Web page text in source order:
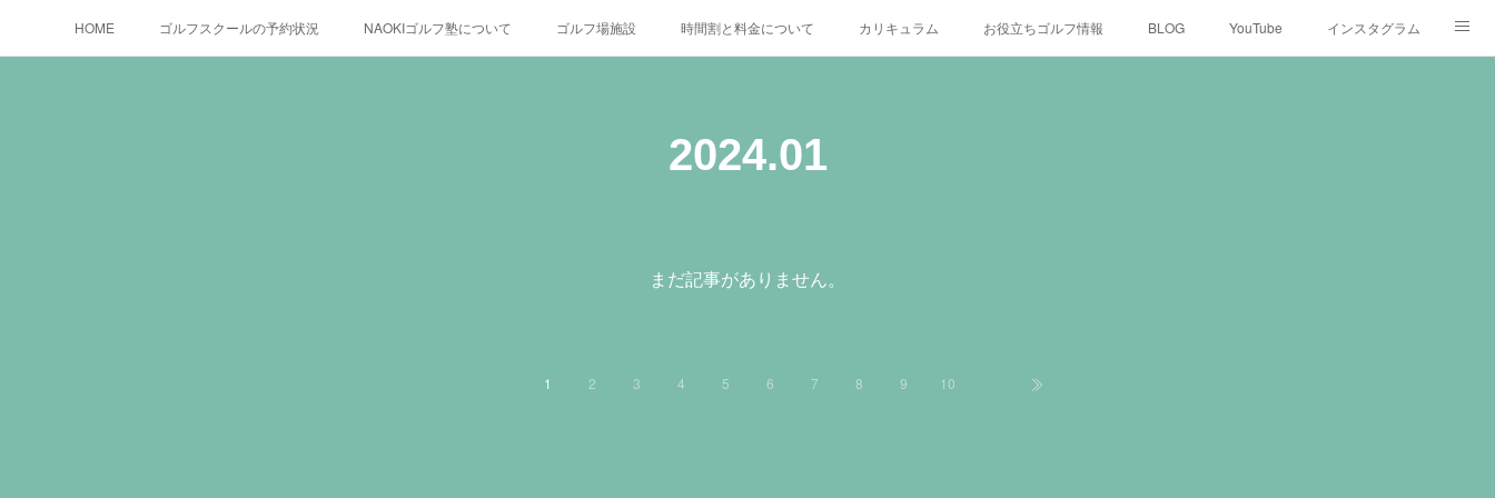
HOME ゴルフスクールの予約状況 NAOKIゴルフ塾について ゴルフ場施設 時間割と料金について カリキュラム お役立ちゴルフ情報 BLOG YouTube インスタグラム
2024.01
まだ記事がありません。
1 2 3 4 5 6 7 8 9 10